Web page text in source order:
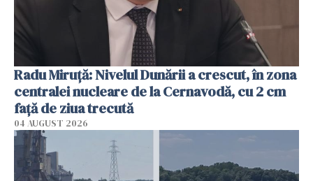
Radu Miruţă: Nivelul Dunării a crescut, în zona
centralei nucleare de la Cernavodă, cu 2 cm
faţă de ziua trecută
04 AUGUST 2026